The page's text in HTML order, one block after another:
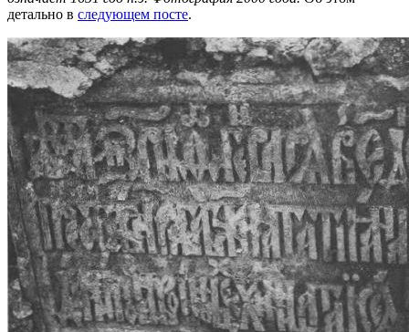
детально в следующем посте.